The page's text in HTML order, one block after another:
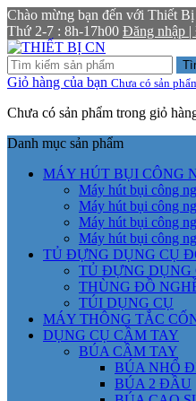
Chào mừng bạn đến với Thiết
Thứ 2-7 : 8h-17h00 Đăng nhập
Giỏ hàng của bạn Chưa có sản
Chưa có sản phẩm trong giỏ
Danh mục sản phẩm
MÁY HÚT BỤI CÔNG
Máy hút bụi công
Máy hút bụi công
Máy hút bụi công
Máy hút bụi công
TỦ ĐỰNG DỤNG CỤ
TỦ ĐỰNG DỤNG
THÙNG ĐỒ
TÚI DỤNG CỤ
MÁY THÔNG TẮC
DỤNG CỤ CẦM TAY
BÚA CẦM TAY
BÚA NHỔ
BÚA 2 ĐẦU